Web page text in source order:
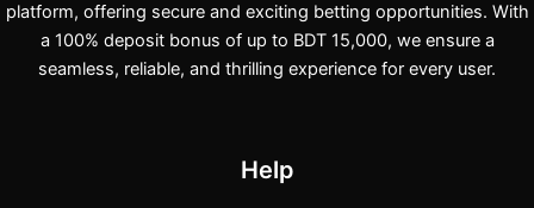
platform, offering secure and exciting betting opportunities. With
a 100% deposit bonus of up to BDT 15,000, we ensure a
seamless, reliable, and thrilling experience for every user.
Help